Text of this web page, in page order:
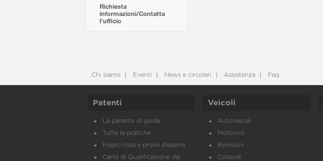
Richiesta
informazioni/Contatta
l'ufficio
Chi siamo Eventi News e circolari Assistenza Faq
Patenti
La patente di guida
Tutte le pratiche
Foglio rosa e prove d’esame
Carta di Qualificazione del
Veicoli
Autoveicoli
Motocicli
Revisioni
Collaudi